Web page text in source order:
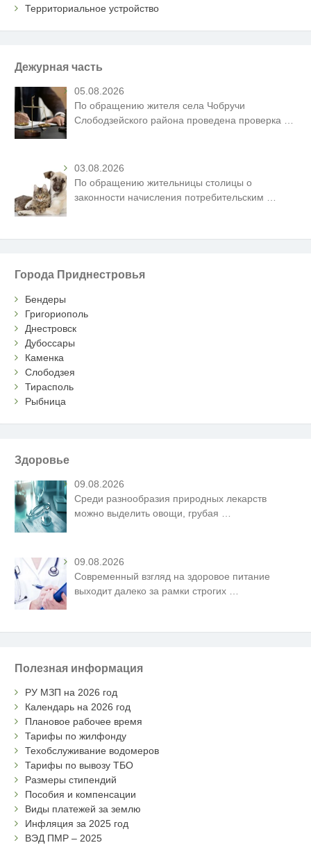
Территориальное устройство
Дежурная часть
05.08.2026
По обращению жителя села Чобручи
Слободзейского района проведена проверка
03.08.2026
По обращению жительницы столицы о
законности начисления потребительским …
Города Приднестровья
Бендеры
Григориополь
Днестровск
Дубоссары
Каменка
Слободзея
Тирасполь
Рыбница
Здоровье
09.08.2026
Среди разнообразия природных лекарств
можно выделить овощи, грубая …
09.08.2026
Современный взгляд на здоровое питание
выходит далеко за рамки строгих
Полезная информация
РУ МЗП на 2026 год
Календарь на 2026 год
Плановое рабочее время
Тарифы по жилфонду
Техобслуживание водомеров
Тарифы по вывозу ТБО
Размеры стипендий
Пособия и компенсации
Виды платежей за землю
Инфляция за 2025 год
ВЭД ПМР – 2025